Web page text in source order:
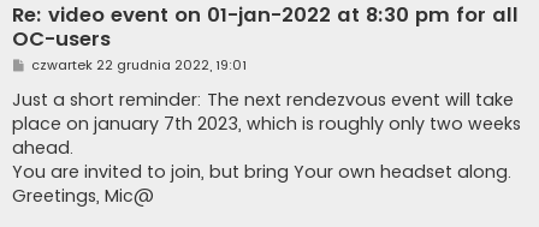
Re: video event on 01-jan-2022 at 8:30 pm for all
OC-users
P
s
t
czwartek 22 grudnia 2022, 19:01
Just a short reminder: The next rendezvous event will take
place on january 7th 2023, which is roughly only two weeks
ahead.
You are invited to join, but bring Your own headset along.
Greetings, Mic@